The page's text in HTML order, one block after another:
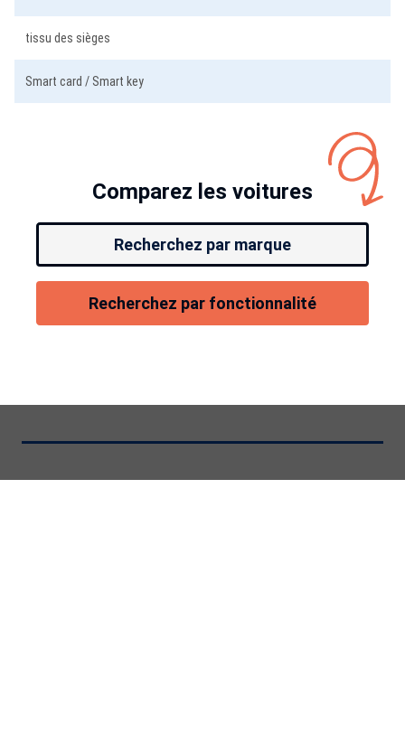
tissu des sièges
Smart card / Smart key
Comparez les voitures
Recherchez par marque
Recherchez par fonctionnalité